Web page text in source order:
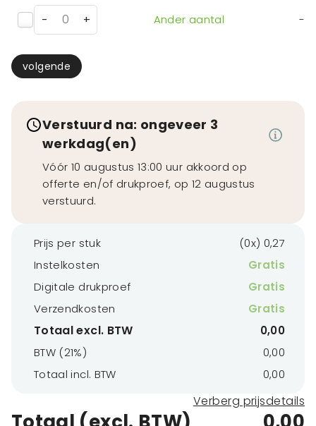
- + Ander aantal -
volgende
Verstuurd na: ongeveer 3
werkdag(en)
Vóór 10 augustus 13:00 uur akkoord op
offerte en/of drukproef, op 12 augustus
verstuurd.
Prijs per stuk
(0x) 0,27
Instelkosten
Gratis
Digitale drukproef
Gratis
Verzendkosten
Gratis
Totaal excl. BTW
0,00
BTW (21%)
0,00
Totaal incl. BTW
0,00
Verberg prijsdetails